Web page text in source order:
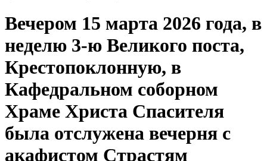
Вечером 15 марта 2026 года, в
неделю 3-ю Великого поста,
Крестопоклонную, в
Кафедральном соборном
Храме Христа Спасителя
была отслужена вечерня с
акафистом Страстям